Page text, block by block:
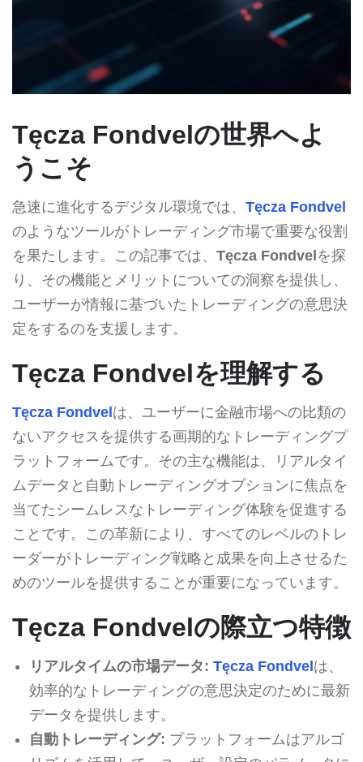
Tęcza Fondvelの世界へよ
うこそ
急速に進化するデジタル環境では、 Tęcza Fondvel
のようなツールがトレーディング市場で重要な役割
を果たします。この記事では、 Tęcza Fondvelを探
り、その機能とメリットについての洞察を提供し、
ユーザーが情報に基づいたトレーディングの意思決
定をするのを支援します。
Tęcza Fondvelを理解する
Tęcza Fondvelは、ユーザーに金融市場への比類の
ないアクセスを提供する画期的なトレーディングプ
ラットフォームです。その主な機能は、リアルタイ
ムデータと自動トレーディングオプションに焦点を
当てたシームレスなトレーディング体験を促進する
ことです。この革新により、すべてのレベルのトレ
ーダーがトレーディング戦略と成果を向上させるた
めのツールを提供することが重要になっています。
Tęcza Fondvelの際立つ特徴
リアルタイムの市場データ: Tęcza Fondvelは、
効率的なトレーディングの意思決定のために最新
データを提供します。
自動トレーディング: プラットフォームはアルゴ